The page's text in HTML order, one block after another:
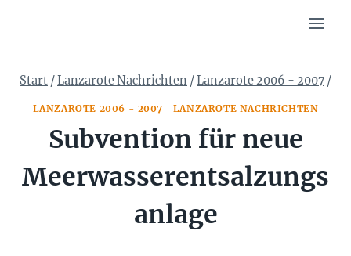
Start /Lanzarote Nachrichten /Lanzarote 2006 - 2007 /
LANZAROTE 2006 - 2007 LANZAROTE NACHRICHTEN
Subvention für neue
Meerwasserentsalzungs
anlage